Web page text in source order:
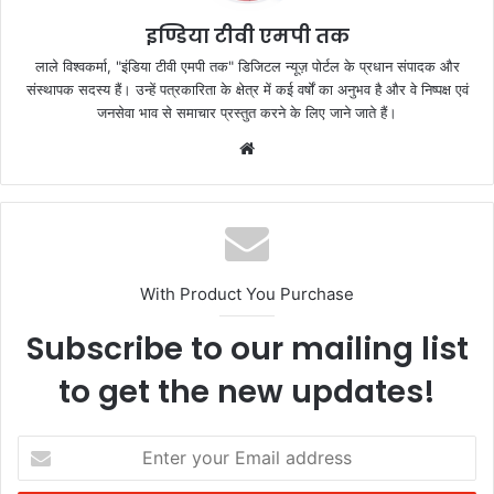
इण्डिया टीवी एमपी तक
लाले विश्वकर्मा, "इंडिया टीवी एमपी तक" डिजिटल न्यूज़ पोर्टल के प्रधान संपादक और
संस्थापक सदस्य हैं। उन्हें पत्रकारिता के क्षेत्र में कई वर्षों का अनुभव है और वे निष्पक्ष एवं
जनसेवा भाव से समाचार प्रस्तुत करने के लिए जाने जाते हैं।
With Product You Purchase
Subscribe to our mailing list
to get the new updates!
your